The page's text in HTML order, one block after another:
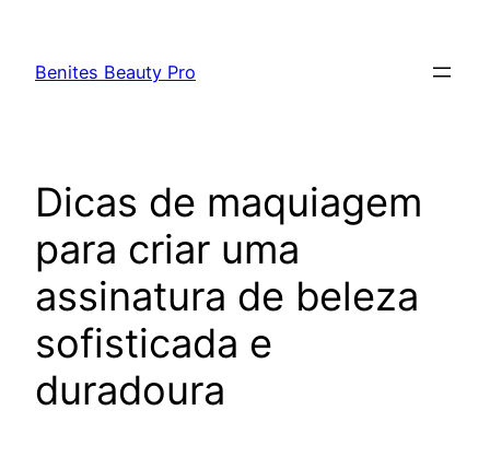
Benites Beauty Pro
Dicas de maquiagem
para criar uma
assinatura de beleza
sofisticada e
duradoura